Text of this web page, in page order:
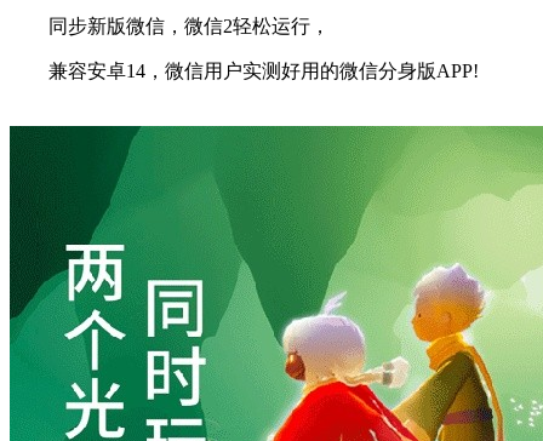
同步新版微信，微信2轻松运行，
兼容安卓14，微信用户实测好用的微信分身版APP!